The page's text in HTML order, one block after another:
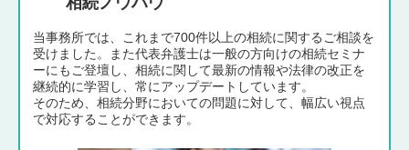
当事務所では、これまで700件以上の相続に関するご相談を
受けました。また代表弁護士は一般の方向けの相続セミナ
ーにもご登壇し、相続に関して最新の情報や法律の改正を
継続的に学習し、常にアップデートしています。
そのため、相続分野においての問題に対して、幅広い視点
で対応することができます。